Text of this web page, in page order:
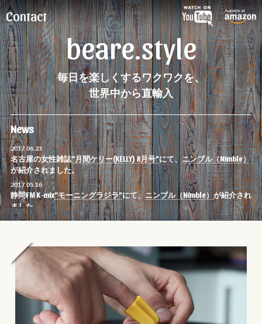
Contact
beare.style
毎日を楽しくするワクワクを、
世界中から直輸入
News
2017.06.23
名古屋の女性雑誌“月間ケリー(KELLY) 8月号”にて、 ニンブル（Nimble）
が紹介されました。
2017.05.16
静岡FM K-mix“モーニングラジラ”にて、ニンブル（Nimble）が紹介され
ました。
2017.05.16
紹介されました。
2017.05.11
東京FM（80.0MHz）“Blue Ocean（ブルー・オーシャン）”にて、ニンブ
ル (Nimble)
が紹介されました。
2017.05.08
日本テレビ系列 ヒルナンデス！ にて、ニンブル (Nimble)